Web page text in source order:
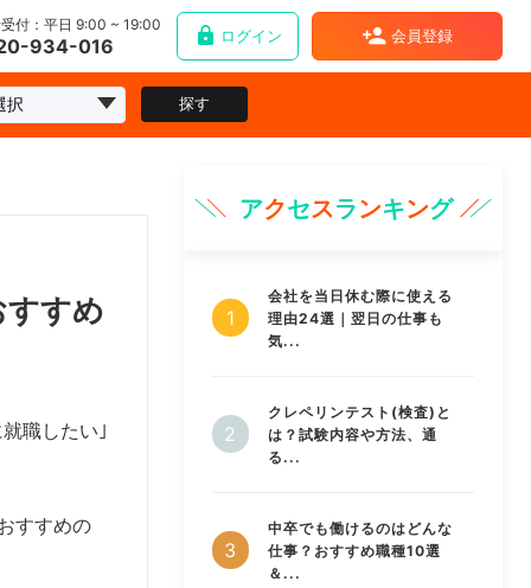
付：平日 9:00 ~ 19:00
934-016 ログイン 会員登録
探す
すめ
職したい｣
すすめの
アクセスランキング
会社を当日休む際に使える
理由24選｜翌日の仕事も
気...
クレペリンテスト(検査)と
は？試験内容や方法、通
る...
中卒でも働けるのはどんな
仕事？おすすめ職種10選
＆...